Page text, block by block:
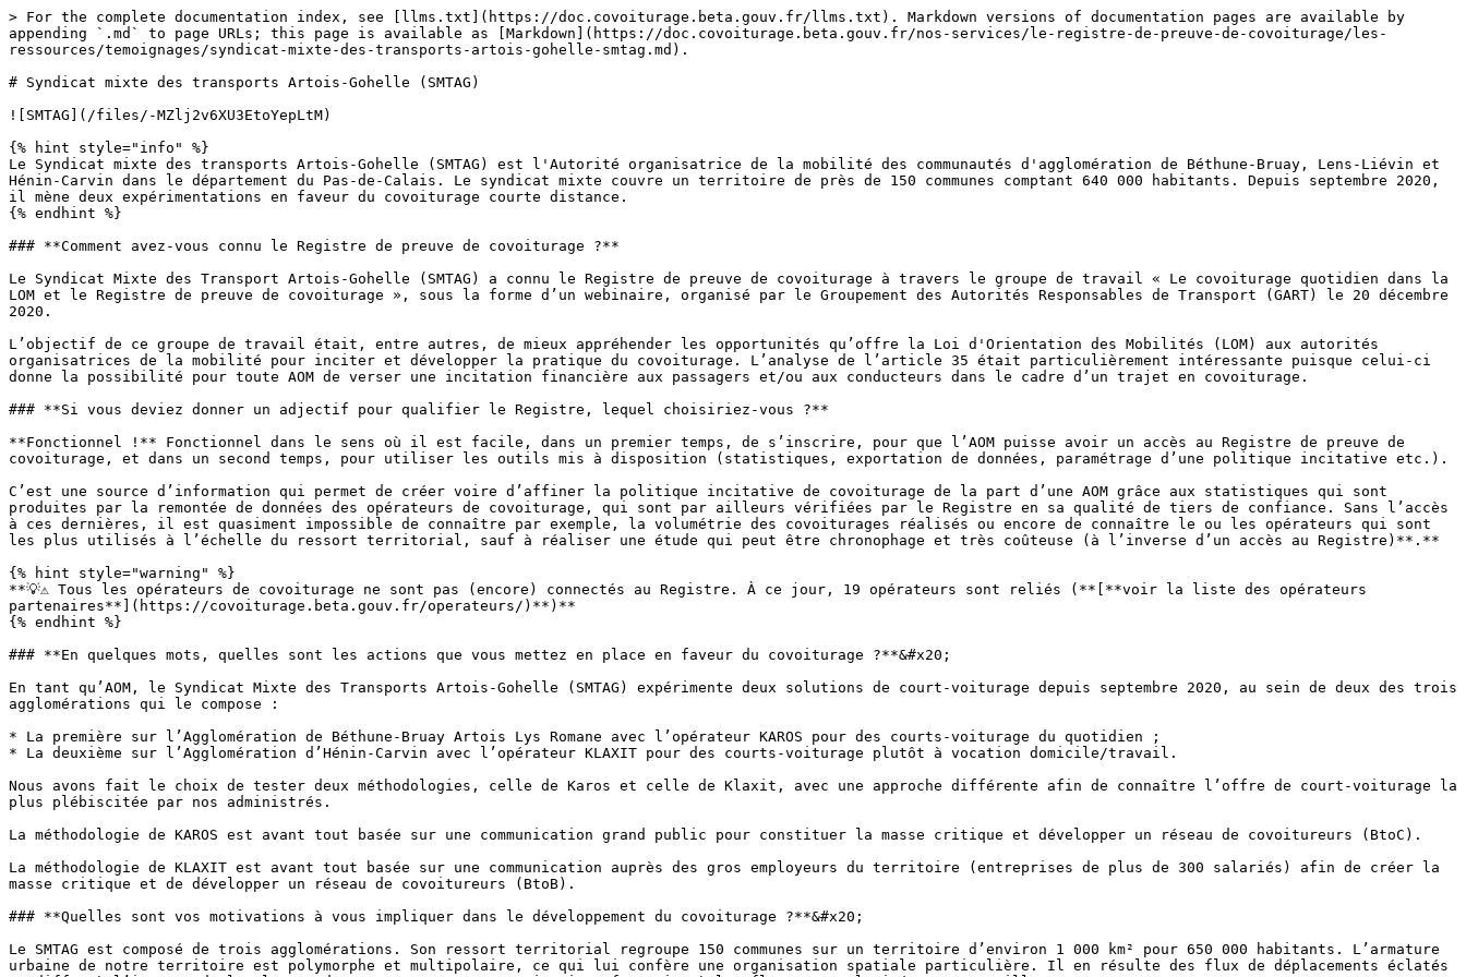
> For the complete documentation index, see [llms.txt](https://doc.covoiturage.beta.gouv.fr/llms.txt). Markdown versions of documentation pages are available by
appending `.md` to page URLs; this page is available as [Markdown](https://doc.covoiturage.beta.gouv.fr/nos-services/le-registre-de-preuve-de-covoiturage/les-
ressources/temoignages/syndicat-mixte-des-transports-artois-gohelle-smtag.md).
# Syndicat mixte des transports Artois-Gohelle (SMTAG)
![SMTAG](/files/-MZlj2v6XU3EtoYepLtM)
{% hint style="info" %}
Le Syndicat mixte des transports Artois-Gohelle (SMTAG) est l'Autorité organisatrice de la mobilité des communautés d'agglomération de Béthune-Bruay, Lens-Liévin et
Hénin-Carvin dans le département du Pas-de-Calais. Le syndicat mixte couvre un territoire de près de 150 communes comptant 640 000 habitants. Depuis septembre 2020,
il mène deux expérimentations en faveur du covoiturage courte distance.
{% endhint %}
### **Comment avez-vous connu le Registre de preuve de covoiturage ?**
Le Syndicat Mixte des Transport Artois-Gohelle (SMTAG) a connu le Registre de preuve de covoiturage à travers le groupe de travail « Le covoiturage quotidien dans la
LOM et le Registre de preuve de covoiturage », sous la forme d’un webinaire, organisé par le Groupement des Autorités Responsables de Transport (GART) le 20 décembre
2020.
L’objectif de ce groupe de travail était, entre autres, de mieux appréhender les opportunités qu’offre la Loi d'Orientation des Mobilités (LOM) aux autorités
organisatrices de la mobilité pour inciter et développer la pratique du covoiturage. L’analyse de l’article 35 était particulièrement intéressante puisque celui-ci
donne la possibilité pour toute AOM de verser une incitation financière aux passagers et/ou aux conducteurs dans le cadre d’un trajet en covoiturage.
### **Si vous deviez donner un adjectif pour qualifier le Registre, lequel choisiriez-vous ?**
**Fonctionnel !** Fonctionnel dans le sens où il est facile, dans un premier temps, de s’inscrire, pour que l’AOM puisse avoir un accès au Registre de preuve de
covoiturage, et dans un second temps, pour utiliser les outils mis à disposition (statistiques, exportation de données, paramétrage d’une politique incitative etc.).
C’est une source d’information qui permet de créer voire d’affiner la politique incitative de covoiturage de la part d’une AOM grâce aux statistiques qui sont
produites par la remontée de données des opérateurs de covoiturage, qui sont par ailleurs vérifiées par le Registre en sa qualité de tiers de confiance. Sans l’accès
à ces dernières, il est quasiment impossible de connaître par exemple, la volumétrie des covoiturages réalisés ou encore de connaître le ou les opérateurs qui sont
les plus utilisés à l’échelle du ressort territorial, sauf à réaliser une étude qui peut être chronophage et très coûteuse (à l’inverse d’un accès au Registre)**.**
{% hint style="warning" %}
**💡⚠️ Tous les opérateurs de covoiturage ne sont pas (encore) connectés au Registre. À ce jour, 19 opérateurs sont reliés (**[**voir la liste des opérateurs
partenaires**](https://covoiturage.beta.gouv.fr/operateurs/)**)**
{% endhint %}
### **En quelques mots, quelles sont les actions que vous mettez en place en faveur du covoiturage ?**&#x20;
En tant qu’AOM, le Syndicat Mixte des Transports Artois-Gohelle (SMTAG) expérimente deux solutions de court-voiturage depuis septembre 2020, au sein de deux des trois
agglomérations qui le compose :
* La première sur l’Agglomération de Béthune-Bruay Artois Lys Romane avec l’opérateur KAROS pour des courts-voiturage du quotidien ;
* La deuxième sur l’Agglomération d’Hénin-Carvin avec l’opérateur KLAXIT pour des courts-voiturage plutôt à vocation domicile/travail.
Nous avons fait le choix de tester deux méthodologies, celle de Karos et celle de Klaxit, avec une approche différente afin de connaître l’offre de court-voiturage la
plus plébiscitée par nos administrés.
La méthodologie de KAROS est avant tout basée sur une communication grand public pour constituer la masse critique et développer un réseau de covoitureurs (BtoC).
La méthodologie de KLAXIT est avant tout basée sur une communication auprès des gros employeurs du territoire (entreprises de plus de 300 salariés) afin de créer la
masse critique et de développer un réseau de covoitureurs (BtoB).
### **Quelles sont vos motivations à vous impliquer dans le développement du covoiturage ?**&#x20;
Le SMTAG est composé de trois agglomérations. Son ressort territorial regroupe 150 communes sur un territoire d’environ 1 000 km² pour 650 000 habitants. L’armature
urbaine de notre territoire est polymorphe et multipolaire, ce qui lui confère une organisation spatiale particulière. Il en résulte des flux de déplacements éclatés